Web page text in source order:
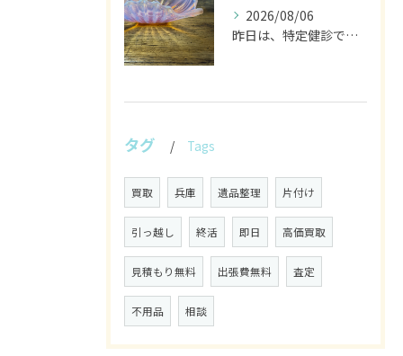
2026/08/06
昨日は、特定健診でした。
タグ Tags
買取 兵庫 遺品整理 片付け
引っ越し 終活 即日 高価買取
見積もり無料 出張費無料 査定
不用品 相談